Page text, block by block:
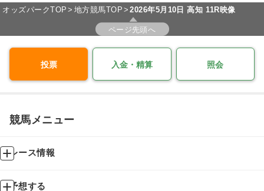
オッズパークTOP 地方競馬TOP 2026年5月10日 高知 11R映像
ページ先頭へ
投票 入金・精算 照会
競馬メニュー
レース情報
予想する